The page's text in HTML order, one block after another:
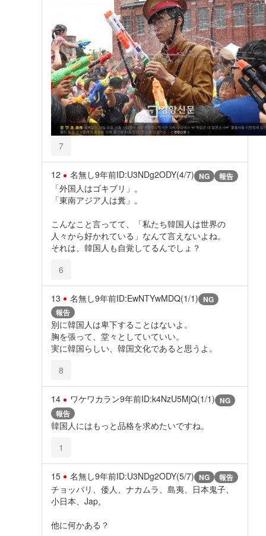
7
12 名無し9年前ID:U3NDg2ODY(4/7) NG 報告
「外国人はゴキブリ」。
「東南アジア人は糞」。
こんなこと言ってて、「私たち韓国人は世界の
人々から好かれている」なんて言えないよね。
それは、韓国人も自覚してるんでしょ？
6
13 名無し9年前ID:EwNTYwMDQ(1/1) NG
報告
別に韓国人は卑下することはないよ。
胸を張って、堂々としていていい。
実に韓国らしい、韓国文化であると思うよ。
8
14 ワケワカラン9年前ID:k4NzU5MjQ(1/1) NG
報告
韓国人にはもっと品格を求めたいですね。
1
15 名無し9年前ID:U3NDg2ODY(5/7) NG 報告
チョッパリ、倭人、ナカムラ、島夷、日本鬼子、
小日本、Jap。
他に何かある？